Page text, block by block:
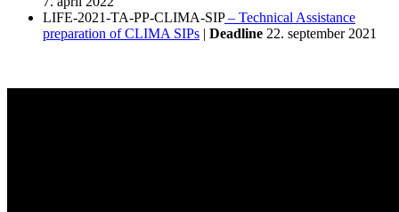
LIFE-2021-TA-PP-CLIMA-SIP– Technical Assistance
preparation of CLIMA SIPs | Deadline 22. september 2021